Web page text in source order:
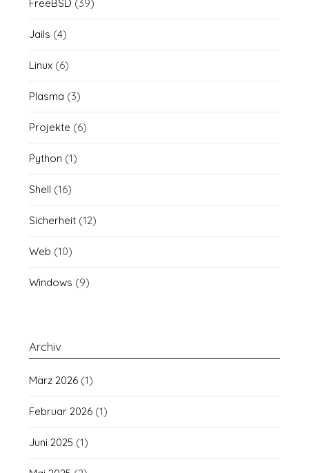
FreeBSD (39)
Jails (4)
Linux (6)
Plasma (3)
Projekte (6)
Python (1)
Shell (16)
Sicherheit (12)
Web (10)
Windows (9)
Archiv
März 2026 (1)
Februar 2026 (1)
Juni 2025 (1)